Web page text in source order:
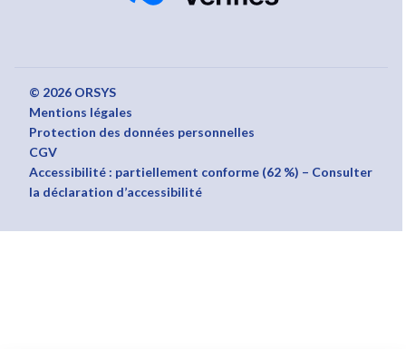
© 2026 ORSYS
Mentions légales
Protection des données personnelles
CGV
Accessibilité : partiellement conforme (62 %) – Consulter
la déclaration d’accessibilité